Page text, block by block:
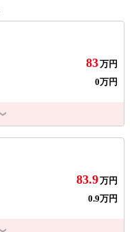
83万円
0万円
83.9万円
0.9万円